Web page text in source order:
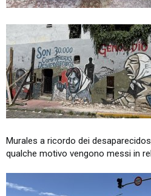
Murales a ricordo dei
qualche motivo vengono messi in